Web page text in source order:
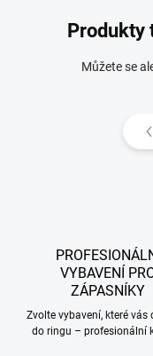
Produkty
Můžete se
VYBAVENÍ
ZÁPASNÍKY
Zvolte vybavení, které vás
do ringu – profesionální